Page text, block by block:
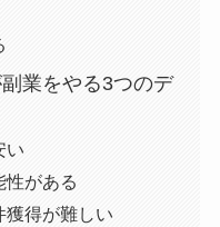
業をやる3つのデ
い
性がある
獲得が難しい